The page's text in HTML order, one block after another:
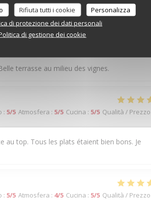
Rifiuta tutti i cookie
Personalizza
di protezione dei dati personali
di gestione dei cookie
:5/5 Atmosfera:5/5 Cucina:
terrasse au milieu des vignes.
: 5/5 Atmosfera : 5/5 Cucina : 5/5 Qualità / Prezzo
au top. Tous les plats étaient bien bons. Je
: 5/5 Atmosfera : 4/5 Cucina : 5/5 Qualità / Prezzo